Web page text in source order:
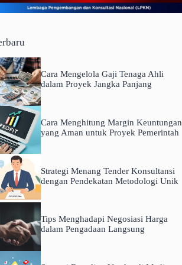
Cara Mengelola Gaji Tenaga Ahli
dalam Proyek Jangka Panjang
Cara Menghitung Margin Keuntungan
yang Aman untuk Proyek Pemerintah
Strategi Menang Tender Konsultansi
dengan Pendekatan Metodologi Unik
Tips Menghadapi Negosiasi Harga
dalam Pengadaan Langsung